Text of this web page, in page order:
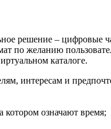
решение – цифровые
по желанию
каталоге.
интересам и
означают время;